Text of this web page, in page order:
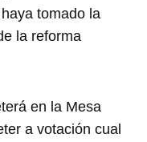
tomado la
la reforma
en la Mesa
a votación cual